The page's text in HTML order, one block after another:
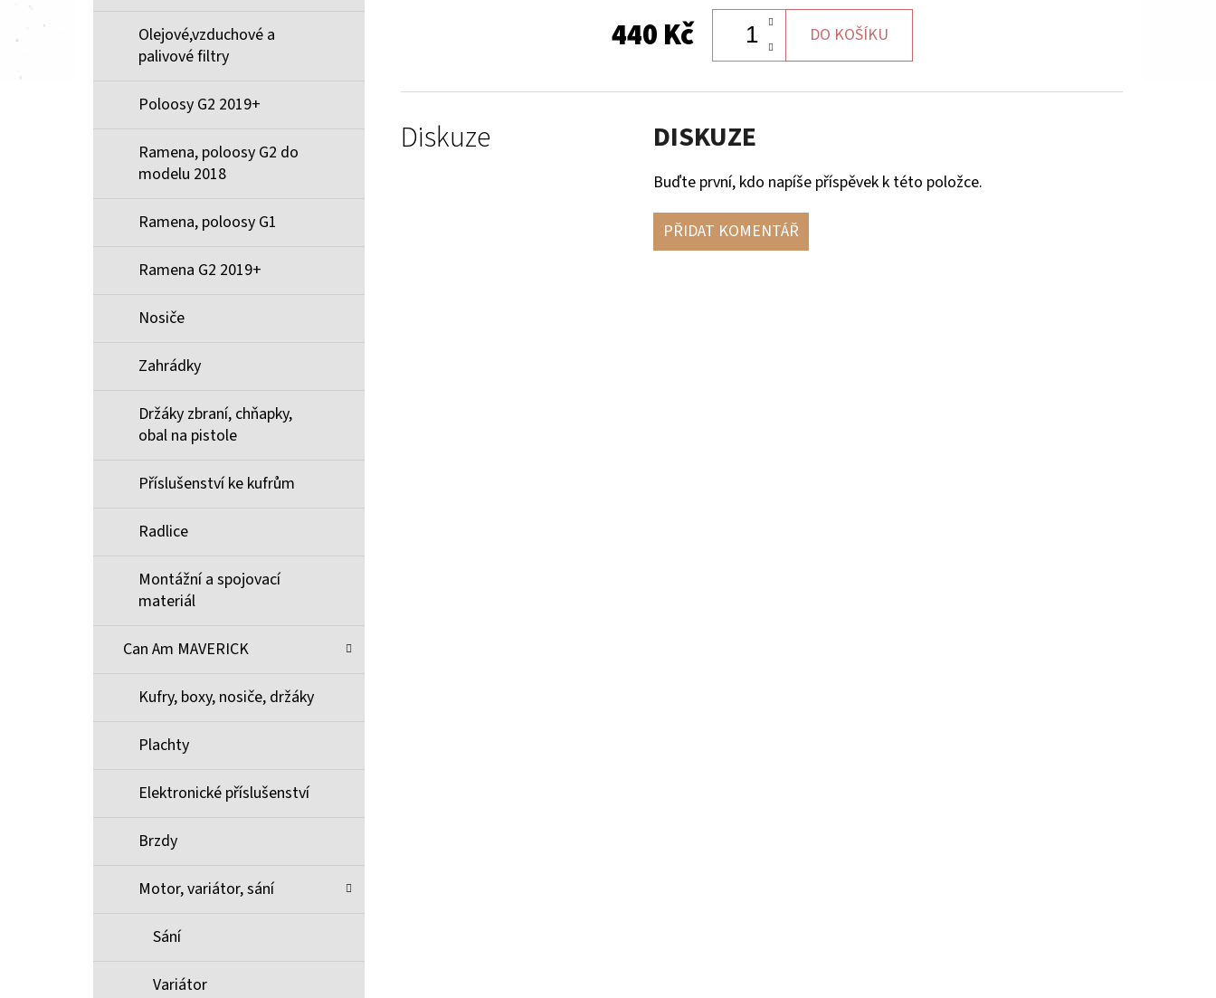
Olejové,vzduchové a
palivové filtry
Poloosy G2 2019+
Ramena, poloosy G2 do
modelu 2018
Ramena, poloosy G1
Ramena G2 2019+
Nosiče
Zahrádky
Držáky zbraní, chňapky,
obal na pistole
Příslušenství ke kufrům
Radlice
Montážní a spojovací
materiál
Can Am MAVERICK
Kufry, boxy, nosiče, držáky
Plachty
Elektronické příslušenství
Brzdy
Motor, variátor, sání
Sání
Variátor
440 Kč DO KOŠÍKU
Diskuze DISKUZE
Buďte první, kdo napíše příspěvek k této položce.
PŘIDAT KOMENTÁŘ